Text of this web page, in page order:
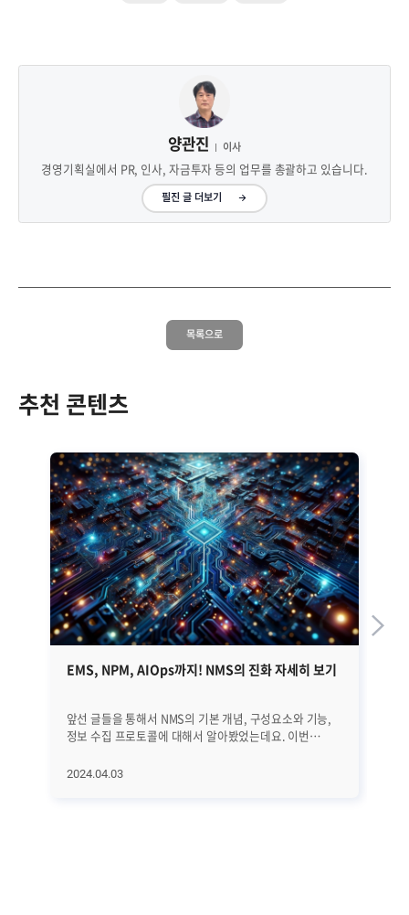
양관진 이사
경영기획실에서 PR, 인사, 자금투자 등의 업무를 총괄하고 있습니다.
필진 글 더보기
목록으로
추천 콘텐츠
EMS, NPM, AIOps까지! NMS의 진화 자세히 보기
앞선 글들을 통해서 NMS의 기본 개념, 구성요소와 기능,
정보 수집 프로토콜에 대해서 알아봤었는데요. 이번
대해서 자세히 알아보겠습니다. EMS, NPM, 그리고
2024.04.03